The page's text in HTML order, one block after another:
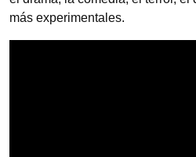
más experimentales.